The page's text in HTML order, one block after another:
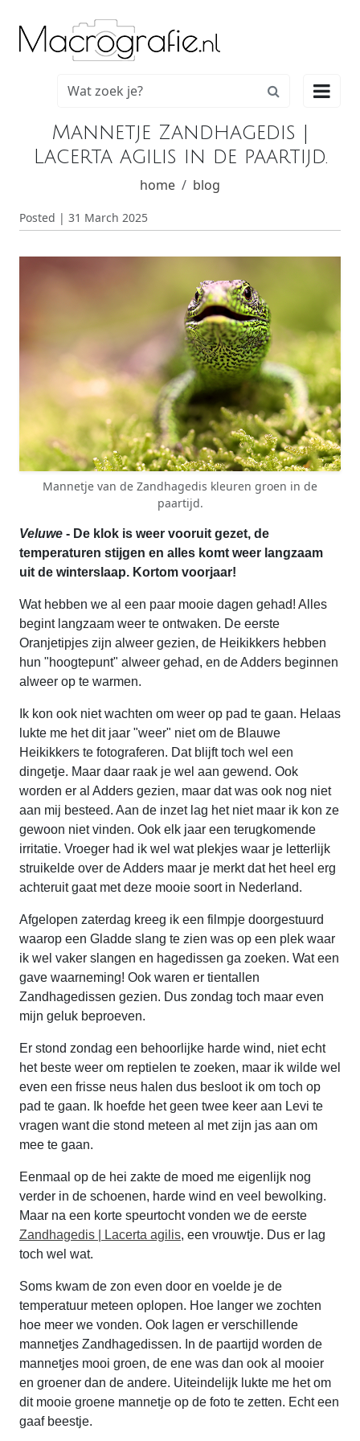

Mannetje Zandhagedis |
Lacerta agilis in de paartijd.
home blog
Posted | 31 March 2025
Mannetje van de Zandhagedis kleuren groen in de
paartijd.
Veluwe - De klok is weer vooruit gezet, de
temperaturen stijgen en alles komt weer langzaam
uit de winterslaap. Kortom voorjaar!
Wat hebben we al een paar mooie dagen gehad! Alles
begint langzaam weer te ontwaken. De eerste
Oranjetipjes zijn alweer gezien, de Heikikkers hebben
hun "hoogtepunt" alweer gehad, en de Adders beginnen
alweer op te warmen.
Ik kon ook niet wachten om weer op pad te gaan. Helaas
lukte me het dit jaar "weer" niet om de Blauwe
Heikikkers te fotograferen. Dat blijft toch wel een
dingetje. Maar daar raak je wel aan gewend. Ook
worden er al Adders gezien, maar dat was ook nog niet
aan mij besteed. Aan de inzet lag het niet maar ik kon ze
gewoon niet vinden. Ook elk jaar een terugkomende
irritatie. Vroeger had ik wel wat plekjes waar je letterlijk
struikelde over de Adders maar je merkt dat het heel erg
achteruit gaat met deze mooie soort in Nederland.
Afgelopen zaterdag kreeg ik een filmpje doorgestuurd
waarop een Gladde slang te zien was op een plek waar
ik wel vaker slangen en hagedissen ga zoeken. Wat een
gave waarneming! Ook waren er tientallen
Zandhagedissen gezien. Dus zondag toch maar even
mijn geluk beproeven.
Er stond zondag een behoorlijke harde wind, niet echt
het beste weer om reptielen te zoeken, maar ik wilde wel
even een frisse neus halen dus besloot ik om toch op
pad te gaan. Ik hoefde het geen twee keer aan Levi te
vragen want die stond meteen al met zijn jas aan om
mee te gaan.
Eenmaal op de hei zakte de moed me eigenlijk nog
verder in de schoenen, harde wind en veel bewolking.
Maar na een korte speurtocht vonden we de eerste
Zandhagedis | Lacerta agilis, een vrouwtje. Dus er lag
toch wel wat.
Soms kwam de zon even door en voelde je de
temperatuur meteen oplopen. Hoe langer we zochten
hoe meer we vonden. Ook lagen er verschillende
mannetjes Zandhagedissen. In de paartijd worden de
mannetjes mooi groen, de ene was dan ook al mooier
en groener dan de andere. Uiteindelijk lukte me het om
dit mooie groene mannetje op de foto te zetten. Echt een
gaaf beestje.